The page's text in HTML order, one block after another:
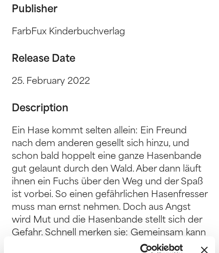
Publisher
FarbFux Kinderbuchverlag
Release Date
25. February 2022
Description
Ein Hase kommt selten allein: Ein Freund
nach dem anderen gesellt sich hinzu, und
schon bald hoppelt eine ganze Hasenbande
gut gelaunt durch den Wald. Aber dann läuft
ihnen ein Fuchs über den Weg und der Spaß
ist vorbei. So einen gefährlichen Hasenfresser
muss man ernst nehmen. Doch aus Angst
wird Mut und die Hasenbande stellt sich der
Gefahr. Schnell merken sie: Gemeinsam kann
man alles schaffen! Schäfchen zählen war